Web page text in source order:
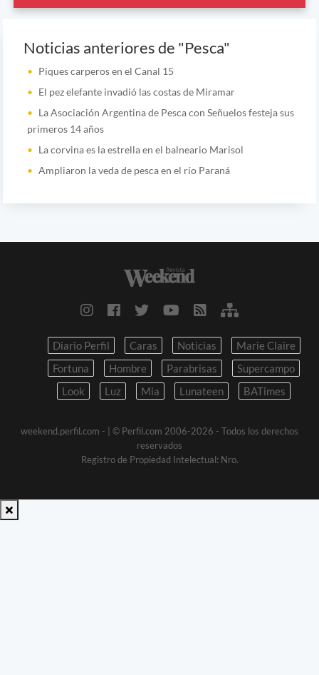
Noticias anteriores de "Pesca"
Piques carperos en el Canal 15
El pez elefante invadió las costas de Miramar
La Asociación Argentina de Pesca con Señuelos festeja sus
primeros 14 años
La corvina es la estrella en el balneario Marisol
Ampliaron la veda de pesca en el río Paraná
Diario Perfil Caras Noticias
Marie Claire
Fortuna
Hombre Parabrisas
Supercampo
Look
Luz Mia Lunateen BATimes
weekend.perfil.com -
| © Perfil.com 2006-2026 - Todos los derechos
reservados
Registro de Propiedad Intelectual: Nro.